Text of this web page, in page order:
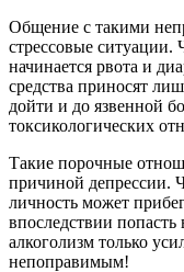
Общение с такими
стрессовые ситуации.
начинается рвота и
средства приносят
дойти и до язвенной
токсикологических
Такие порочные
причиной депрессии.
личность может
впоследствии
алкоголизм только
непоправимым!